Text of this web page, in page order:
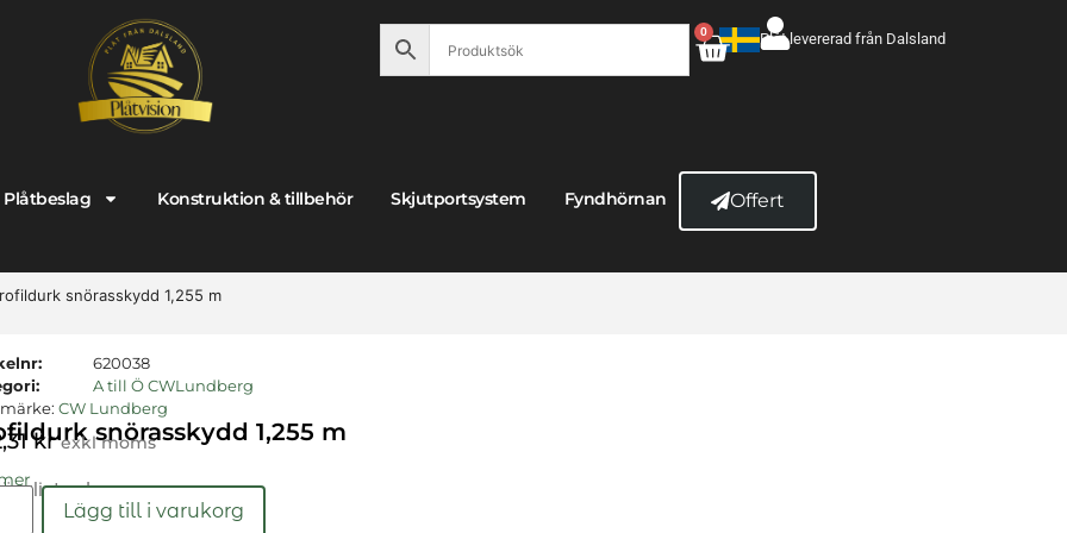
Plåt levererad från Dalsland
0
Plåtbeslag Konstruktion & tillbehör Skjutportsystem Fyndhörnan Offert
snörasskydd 1,255 m
620038
A till Ö CWLundberg
CW Lundberg
snörasskydd 1,255 m
kr exkl moms
nu!
Lägg till i varukorg